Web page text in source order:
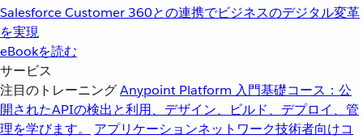
Salesforce Customer 360との連携でビジネスのデジタル変革
を実現
eBookを読む
サービス
注目のトレーニングAnypoint Platform 入門基礎コース：公
開されたAPIの検出と利用、デザイン、ビルド、デプロイ、管
理を学びます。
アプリケーションネットワーク技術者向けコ